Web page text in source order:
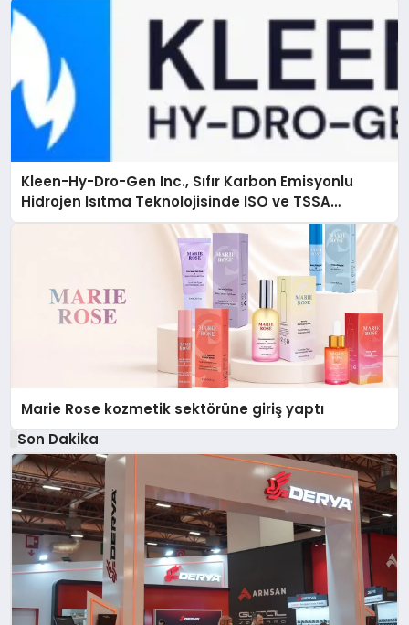
Kleen-Hy-Dro-Gen Inc., Sıfır Karbon Emisyonlu
Hidrojen Isıtma Teknolojisinde ISO ve TSSA
Düzenleyici Onaylarını Aldı
Marie Rose kozmetik sektörüne giriş yaptı
Son Dakika